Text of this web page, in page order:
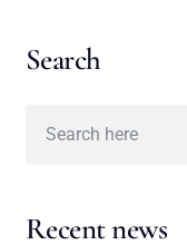
Search
Recent news